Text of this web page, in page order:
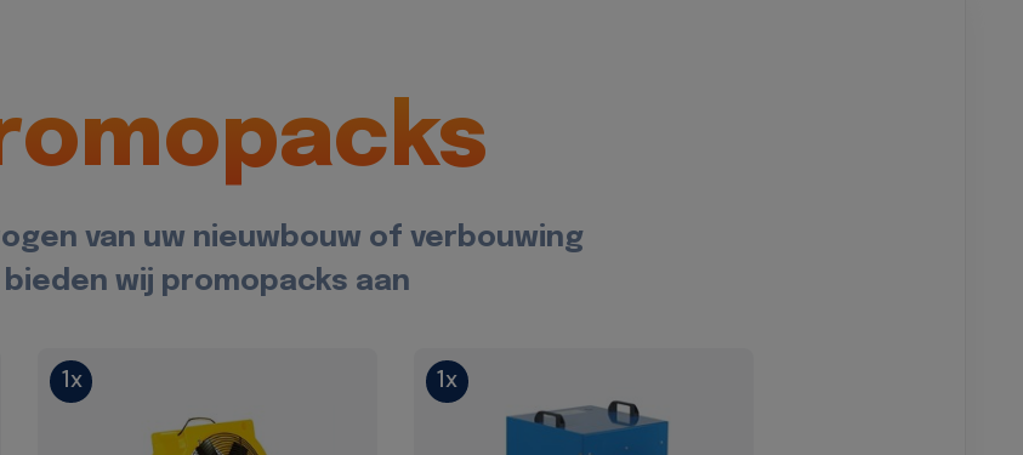
van uw nieuwbouw of verbouwing
bieden wij promopacks aan
1x 1x